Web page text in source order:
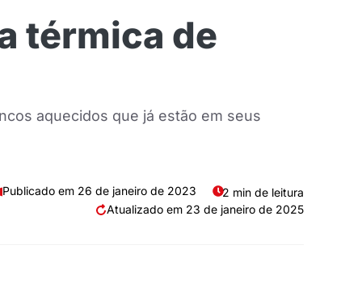
térmica de
aquecidos que já estão em seus
26 de janeiro de 2023
2 min de leitura
23 de janeiro de 2025